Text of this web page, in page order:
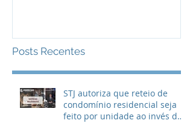
Posts Recentes
STJ autoriza que reteio de
condomínio residencial seja
feito por unidade ao invés de